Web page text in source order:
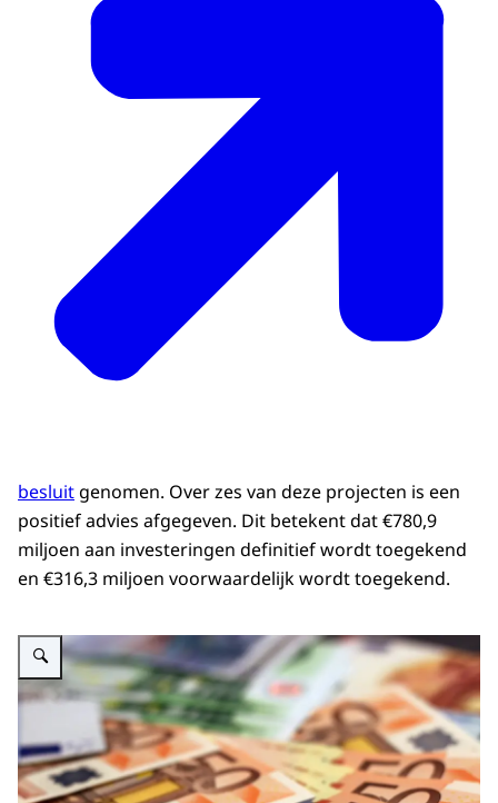
besluit genomen. Over zes van deze projecten is een
positief advies afgegeven. Dit betekent dat €780,9
miljoen aan investeringen definitief wordt toegekend
en €316,3 miljoen voorwaardelijk wordt toegekend.
Vergroot afbeelding Header bij nieuwsartikel over investeringen Nationaal